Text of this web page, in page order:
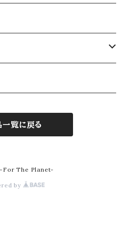
一覧に戻る
The Planet-
by